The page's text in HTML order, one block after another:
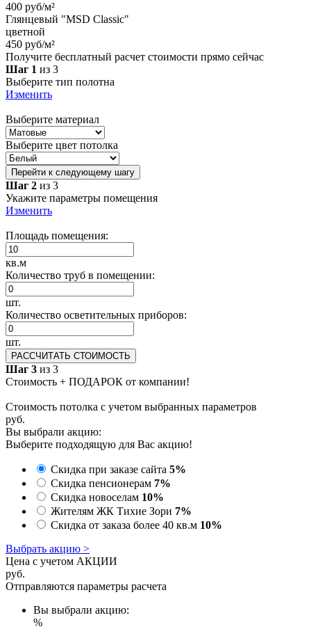
400 руб/м²
Глянцевый "MSD Classic"
цветной
450 руб/м²
Получите бесплатный расчет стоимости прямо сейчас
Шаг 1 из 3
Выберите тип полотна
Изменить
Выберите материал
Выберите цвет потолка
Перейти к следующему шагу
Шаг 2 из 3
Укажите параметры помещения
Изменить
Площадь помещения:
кв.м
Количество труб в помещении:
шт.
Количество осветительных приборов:
шт.
РАССЧИТАТЬ СТОИМОСТЬ
Шаг 3 из 3
Стоимость + ПОДАРОК от компании!
Стоимость потолка с учетом выбранных параметров
руб.
Вы выбрали акцию:
Выберите подходящую для Вас акцию!
Скидка при заказе сайта 5%
Скидка пенсионерам 7%
Скидка новоселам 10%
Жителям ЖК Тихие Зори 7%
Скидка от заказа более 40 кв.м 10%
Выбрать акцию >
Цена с учетом АКЦИИ
руб.
Отправляются параметры расчета
Вы выбрали акцию:
%